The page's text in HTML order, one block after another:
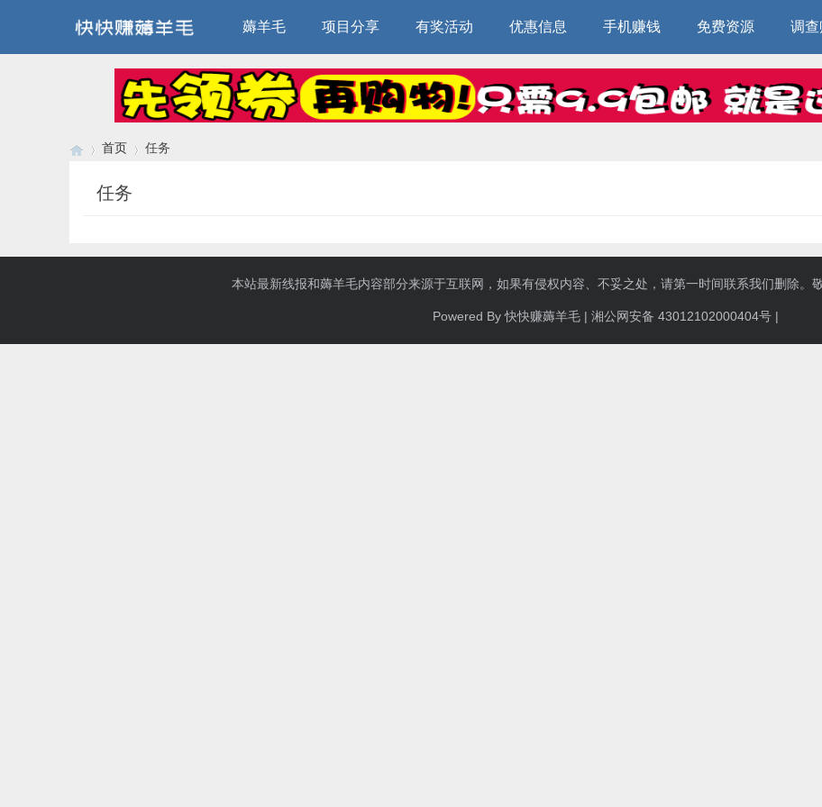
薅羊毛 项目分享 有奖活动 优惠信息 手机赚钱 免费资源 调
首页 任务
任务
本站最新线报和薅羊毛内容部分来源于互联网，如果有侵权内容、不妥之处，请第一时间联系我们删除。
Powered By 快快赚薅羊毛 | 湘公网安备 43012102000404号 |